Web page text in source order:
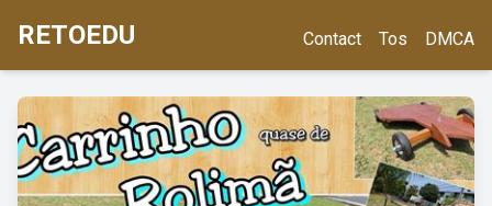
RETOEDU Contact Tos DMCA